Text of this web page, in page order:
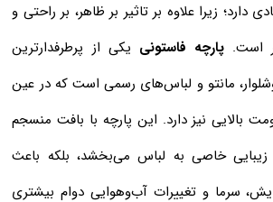
زیرا علاوه بر تاثیر بر ظاهر، بر راحتی و
است.پارچه فاستونی یکی از پرطرفدارترین
مانتو و لباس‌های رسمی است که در عین
بالایی نیز دارد. این پارچه با بافت منسجم
زیبایی خاصی به لباس می‌بخشد، بلکه باعث
سرما و تغییرات آب‌وهوایی دوام بیشتری